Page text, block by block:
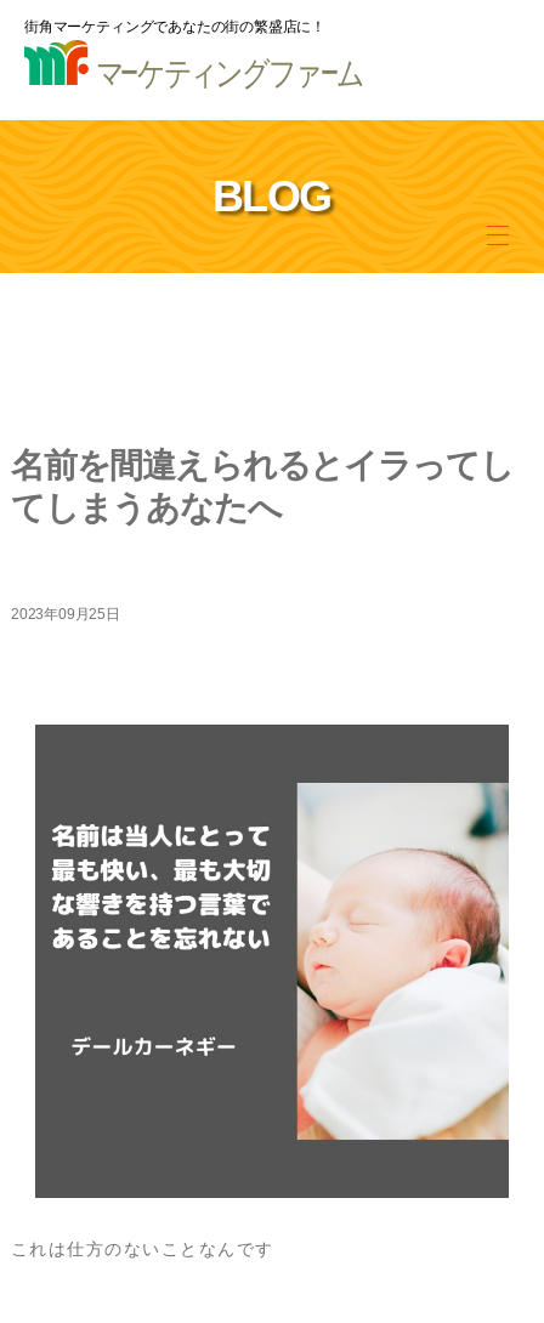
街角マーケティングであなたの街の繁盛店に！
BLOG
名前を間違えられるとイラってし
てしまうあなたへ
2023年09月25日
これは仕方のないことなんです